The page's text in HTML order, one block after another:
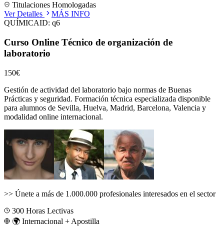
Titulaciones Homologadas
Ver Detalles
MÁS INFO
QUÍMICAID: q6
Curso Online Técnico de organización de
laboratorio
150€
Gestión de actividad del laboratorio bajo normas de Buenas
Prácticas y seguridad. Formación técnica especializada disponible
para alumnos de Sevilla, Huelva, Madrid, Barcelona, Valencia y
modalidad online internacional.
>> Únete a más de 1.000.000 profesionales interesados en el sector
300 Horas Lectivas
🌍 Internacional + Apostilla